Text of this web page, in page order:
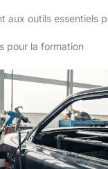
aux outils essentiels
pour la formation